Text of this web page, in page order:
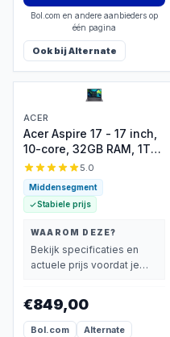
Bol.com en andere aanbieders op
één pagina
Ook bijAlternate
ACER
Acer Aspire 17 - 17 inch,
10-core, 32GB RAM, 1TB
SSD, verlicht
toetsenbord
5.0
Middensegment
Stabiele prijs
WAAROM DEZE?
Bekijk specificaties en
actuele prijs voordat je
€849,00
Bol.com Alternate